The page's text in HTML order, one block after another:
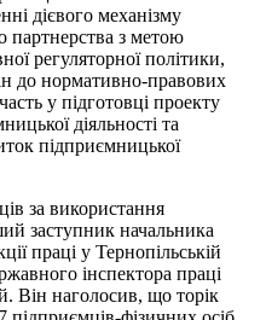
дієвого механізму
партнерства з метою
регуляторної політики,
до нормативно-правових
у підготовці проекту
діяльності та
підприємницької
за використання
заступник начальника
праці у Тернопільській
інспектора праці
Він наголосив, що торік